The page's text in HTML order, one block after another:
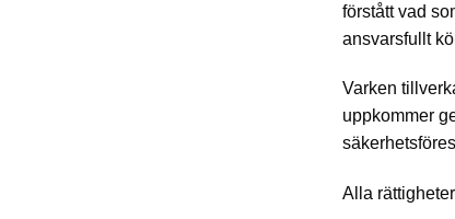
förstått vad
ansvarsfullt
Varken
uppkommer
Alla